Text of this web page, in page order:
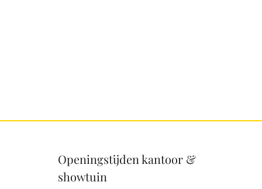
Openingstijden kantoor &
showtuin